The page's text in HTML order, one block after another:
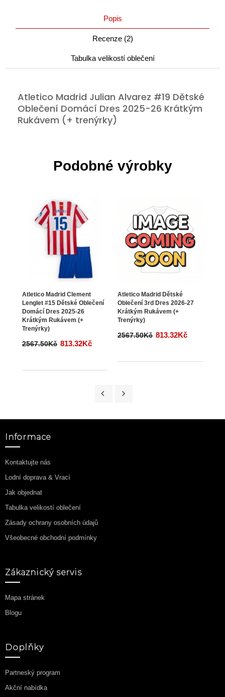
Popis
Recenze (2)
Tabulka velikostí oblečení
Atletico Madrid Julian Alvarez #19 Dětské
Oblečení Domácí Dres 2025-26 Krátkým
Rukávem (+ trenýrky)
Podobné výrobky
Atletico Madrid Clement
Lenglet #15 Dětské Oblečení
Domácí Dres 2025-26
Krátkým Rukávem (+
Trenýrky)
2567.50Kč 813.32Kč
Atletico Madrid Dětské
Oblečení 3rd Dres 2026-27
Krátkým Rukávem (+
Trenýrky)
2567.50Kč 813.32Kč
Informace
Kontaktujte nás
Lodní doprava & Vrací
Jak objednat
Tabulka velikostí oblečení
Zásady ochrany osobních údajů
Všeobecné obchodní podmínky
Zákaznický servis
Mapa stránek
Blogu
Doplňky
Partneský program
Akční nabídka